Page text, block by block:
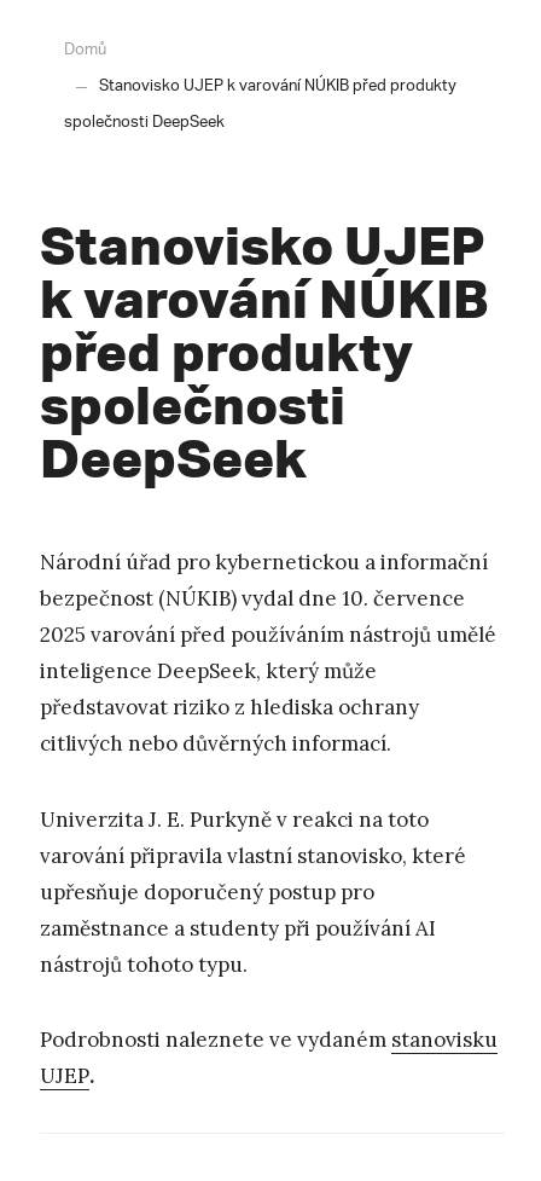
Domů
Stanovisko UJEP k varování NÚKIB před produkty
společnosti DeepSeek
Stanovisko UJEP
k varování NÚKIB
před produkty
společnosti
DeepSeek
Národní úřad pro kybernetickou a informační
bezpečnost (NÚKIB) vydal dne 10. července
2025 varování před používáním nástrojů umělé
inteligence DeepSeek, který může
představovat riziko z hlediska ochrany
citlivých nebo důvěrných informací.
Univerzita J. E. Purkyně v reakci na toto
varování připravila vlastní stanovisko, které
upřesňuje doporučený postup pro
zaměstnance a studenty při používání AI
nástrojů tohoto typu.
Podrobnosti naleznete ve vydaném stanovisku
UJEP.